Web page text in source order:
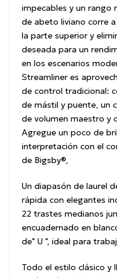
impecables y un rango
de abeto liviano corre
la parte superior y
deseada para un
en los escenarios
Streamliner es
de control tradicional:
de mástil y puente, un
de volumen maestro y
Agregue un poco de
interpretación con el
de Bigsby®,
Un diapasón de laurel
rápida con elegantes
22 trastes medianos
encuadernado en
de" U ", ideal para
Todo el estilo clásico y